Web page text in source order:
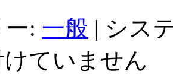
: 一般 | シス
ていません